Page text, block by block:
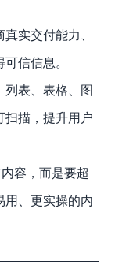
真实交付能力、
信信息。
列表、表格、图
扫描，提升用户
容，而是要超
用、更实操的内